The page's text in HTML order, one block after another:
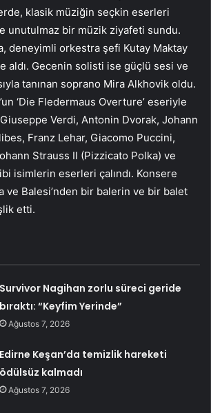
klasik müziğin seçkin eserleri
unutulmaz bir müzik ziyafeti sundu.
deneyimli orkestra şefi Kutay Maktay
aldı. Gecenin solisti ise güçlü sesi ve
tanınan soprano Mira Alkhovik oldu.
‘Die Fledermaus Overture’ eseriyle
Giuseppe Verdi, Antonin Dvorak, Johann
Franz Lehar, Giacomo Puccini,
Strauss II (Pizzicato Polka) ve
isimlerin eserleri çalındı. Konsere
ve Balesi’nden bir balerin ve bir balet
etti.
Survivor Nagihan zorlu süreci geride
bıraktı: “Keyfim Yerinde”
Ağustos 7, 2026
Edirne Keşan’da temizlik hareketi
ödülsüz kalmadı
Ağustos 7, 2026